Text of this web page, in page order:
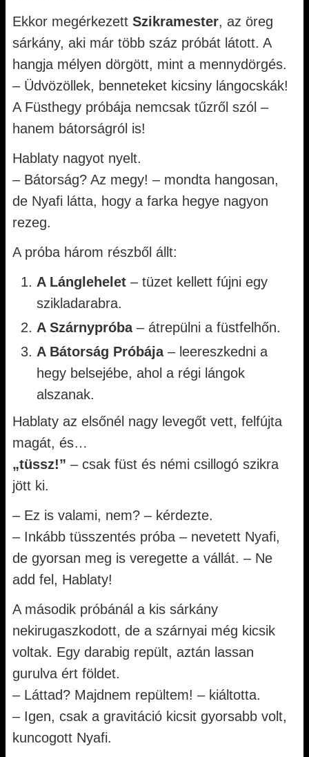
Ekkor megérkezett Szikramester, az öreg
sárkány, aki már több száz próbát látott. A
hangja mélyen dörgött, mint a mennydörgés.
– Üdvözöllek, benneteket kicsiny lángocskák!
A Füsthegy próbája nemcsak tűzről szól –
hanem bátorságról is!
Hablaty nagyot nyelt.
– Bátorság? Az megy! – mondta hangosan,
de Nyafi látta, hogy a farka hegye nagyon
rezeg.
A próba három részből állt:
A Lánglehelet – tüzet kellett fújni egy
szikladarabra.
A Szárnypróba– átrepülni a füstfelhőn.
A Bátorság Próbája– leereszkedni a
hegy belsejébe, ahol a régi lángok
alszanak.
Hablaty az elsőnél nagy levegőt vett, felfújta
magát, és…
„tüssz!” – csak füst és némi csillogó szikra
jött ki.
– Ez is valami, nem? – kérdezte.
– Inkább tüsszentés próba – nevetett Nyafi,
de gyorsan meg is veregette a vállát. – Ne
add fel, Hablaty!
A második próbánál a kis sárkány
nekirugaszkodott, de a szárnyai még kicsik
voltak. Egy darabig repült, aztán lassan
gurulva ért földet.
– Láttad? Majdnem repültem! – kiáltotta.
– Igen, csak a gravitáció kicsit gyorsabb volt,
kuncogott Nyafi.